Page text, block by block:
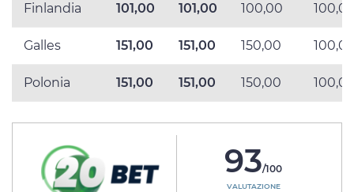
Finlandia 101,00 101,00 100,00
Galles 151,00 151,00 150,00
Polonia 151,00 151,00 150,00
93/100
VALUTAZIONE